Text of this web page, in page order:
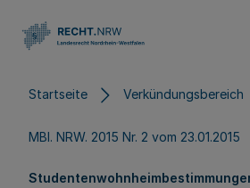
Startseite Verkündungsbereich
MBl. NRW. 2015 Nr. 2 vom 23.01.2015